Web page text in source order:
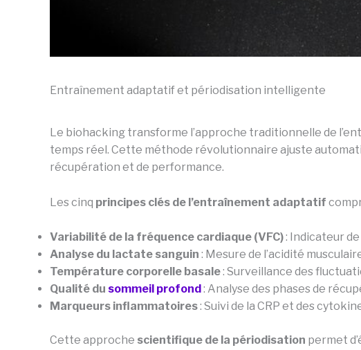
Entraînement adaptatif et périodisation intelligente
Le biohacking transforme l’approche traditionnelle de
temps réel. Cette méthode révolutionnaire ajuste
récupération et de performance.
Les cinq principes clés de l’entraînement adaptatif
Variabilité de la fréquence cardiaque (VFC): Indicateur
Analyse du lactate sanguin : Mesure de l’acidité
Température corporelle basale: Surveillance des
Qualité du sommeil profond: Analyse des phases de
Marqueurs inflammatoires: Suivi de la CRP et des
Cette approche scientifique de la périodisation permet